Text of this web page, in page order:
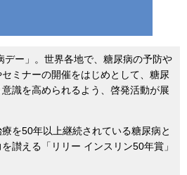
ー」。世界各地で、糖尿病の予防や
ミナーの開催をはじめとして、糖尿
識を高められるよう、啓発活動が展
を50年以上継続されている糖尿病と
讃える「リリー インスリン50年賞」